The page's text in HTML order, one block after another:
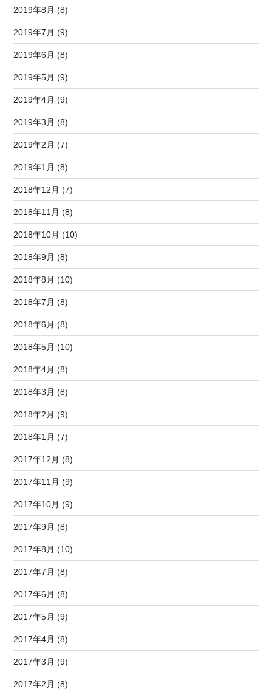
2019年8月 (8)
2019年7月 (9)
2019年6月 (8)
2019年5月 (9)
2019年4月 (9)
2019年3月 (8)
2019年2月 (7)
2019年1月 (8)
2018年12月 (7)
2018年11月 (8)
2018年10月 (10)
2018年9月 (8)
2018年8月 (10)
2018年7月 (8)
2018年6月 (8)
2018年5月 (10)
2018年4月 (8)
2018年3月 (8)
2018年2月 (9)
2018年1月 (7)
2017年12月 (8)
2017年11月 (9)
2017年10月 (9)
2017年9月 (8)
2017年8月 (10)
2017年7月 (8)
2017年6月 (8)
2017年5月 (9)
2017年4月 (8)
2017年3月 (9)
2017年2月 (8)